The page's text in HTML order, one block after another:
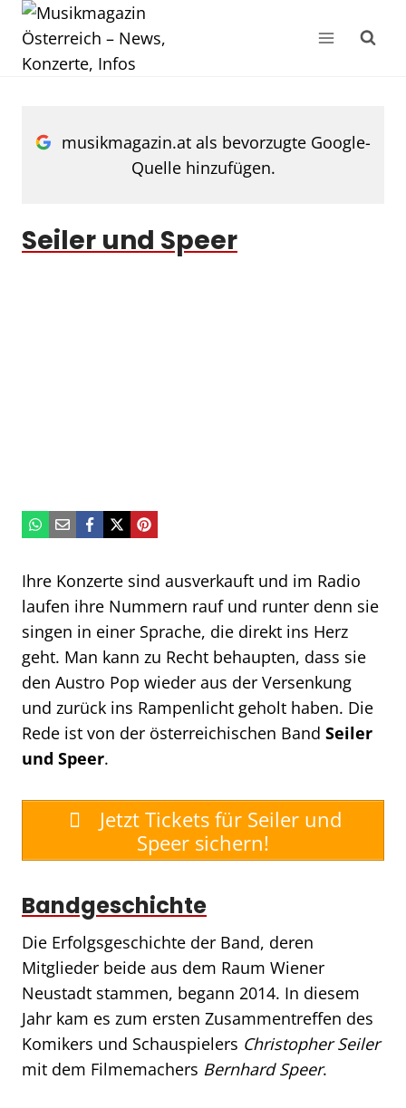
Zum
Inhalt
springen
musikmagazin.at als bevorzugte Google-
Quelle hinzufügen.
Seiler und Speer
Ihre Konzerte sind ausverkauft und im Radio
laufen ihre Nummern rauf und runter denn sie
singen in einer Sprache, die direkt ins Herz
geht. Man kann zu Recht behaupten, dass sie
den Austro Pop wieder aus der Versenkung
und zurück ins Rampenlicht geholt haben. Die
Rede ist von der österreichischen Band Seiler
und Speer.
Jetzt Tickets für Seiler und
Speer sichern!
Bandgeschichte
Die Erfolgsgeschichte der Band, deren
Mitglieder beide aus dem Raum Wiener
Neustadt stammen, begann 2014. In diesem
Jahr kam es zum ersten Zusammentreffen des
Komikers und Schauspielers Christopher Seiler
mit dem Filmemachers Bernhard Speer.